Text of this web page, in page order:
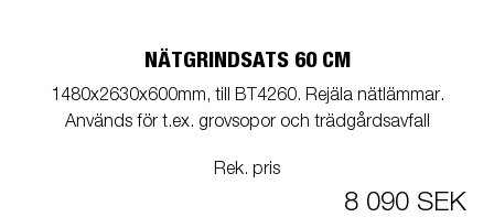
NÄTGRINDSATS 60 CM
1480x2630x600mm, till BT4260. Rejäla nätlämmar.
Används för t.ex. grovsopor och trädgårdsavfall
Rek. pris
8 090 SEK